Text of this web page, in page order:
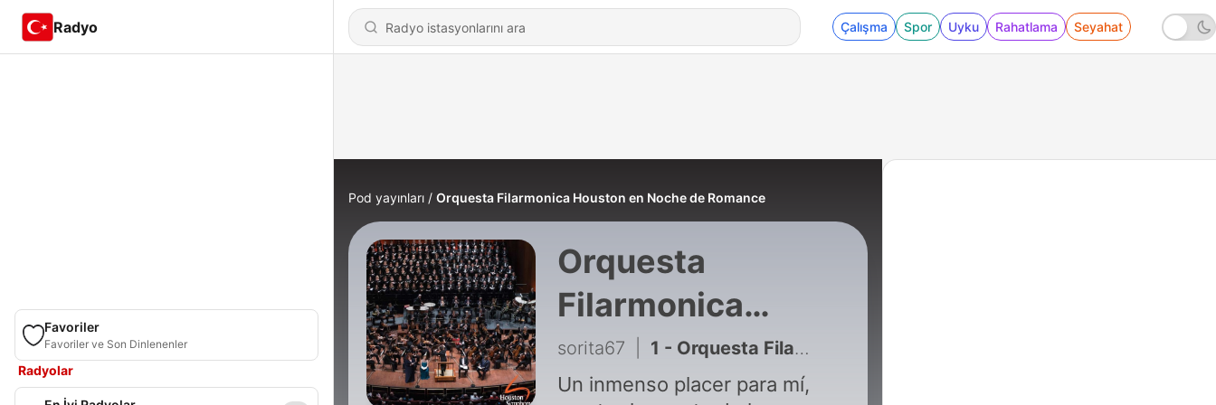
Radyo Çalışma Spor Uyku Rahatlama Seyahat
Favoriler
Favoriler ve Son Dinlenenler
Radyolar
Pod yayınları Orquesta Filarmonica Houston en Noche de Romance
Orquesta
Filarmonica
Houston en Noche
de Romance
sorita67 1 - Orquesta Filarmónica de Houston en Noche de Romance
Un inmenso placer para mí,